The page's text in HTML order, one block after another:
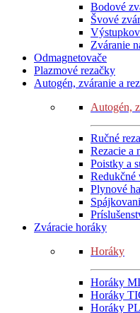
Bodové
Švové
Zváranie
Odmagnetovače
Plazmové rezačky
Autogén, zváranie a
Autogén,
Ručné
Rezacie a
Poistky a
Redukčné
Plynové
Zváracie horáky
Horáky
Horáky
Horáky
Horáky